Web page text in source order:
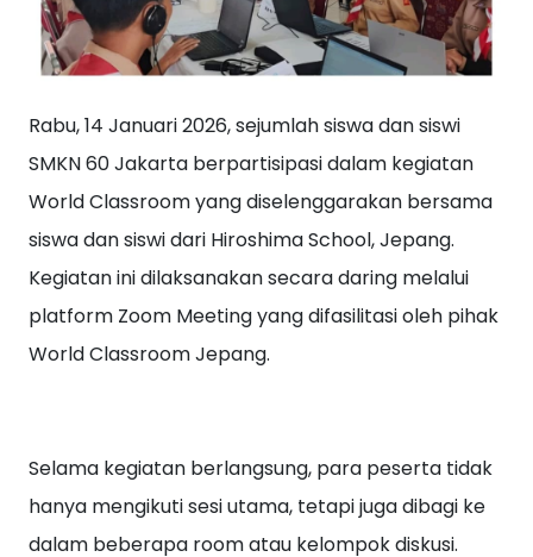
Rabu, 14 Januari 2026, sejumlah siswa dan siswi
SMKN 60 Jakarta berpartisipasi dalam kegiatan
World Classroom yang diselenggarakan bersama
siswa dan siswi dari Hiroshima School, Jepang.
Kegiatan ini dilaksanakan secara daring melalui
platform Zoom Meeting yang difasilitasi oleh pihak
World Classroom Jepang.
Selama kegiatan berlangsung, para peserta tidak
hanya mengikuti sesi utama, tetapi juga dibagi ke
dalam beberapa room atau kelompok diskusi.